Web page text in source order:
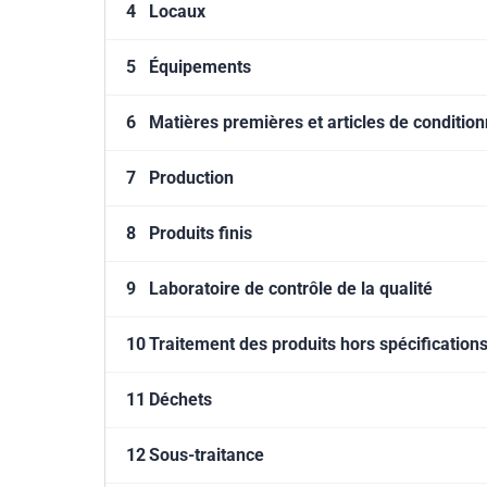
4 Locaux
5 Équipements
6 Matières premières et articles de
7 Production
8 Produits finis
9 Laboratoire de contrôle de la qualité
10Traitement des produits hors spécifications
11 Déchets
12Sous-traitance